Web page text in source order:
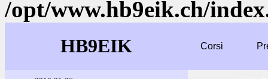
/opt/www.hb9eik.ch/
HB9EIK Corsi